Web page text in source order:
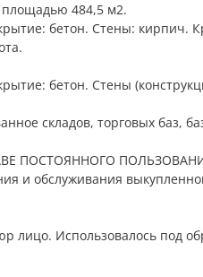
484,5 м2.
бетон. Стены:
бетон. Стены
складов, торговых баз,
ПОСТОЯННОГО
и обслуживания
лицо. Использовалось под